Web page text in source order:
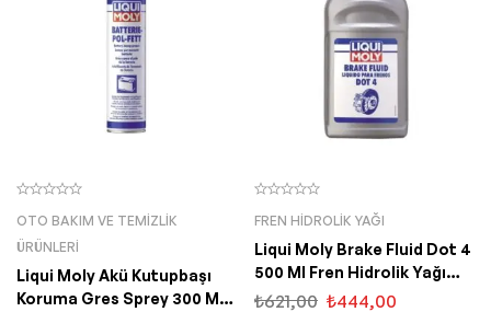
OTO BAKIM VE TEMIZLIK
ÜRÜNLERI
Liqui Moly Akü Kutupbaşı
Koruma Gres Sprey 300 ML
FREN HIDROLIK YAĞI
Liqui Moly Brake Fluid Dot 4
500 Ml Fren Hidrolik Yağı
(3093)
₺621,00 ₺444,00